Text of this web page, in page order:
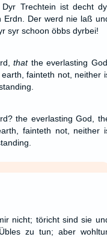
Trechtein ist decht
Erdn. Der werd nie laß
syr schoon öbbs dyrbei!
thatthe everlasting God,
fainteth not, neither
the everlasting God,
fainteth not, neither
nicht; töricht sind sie
zu tun; aber